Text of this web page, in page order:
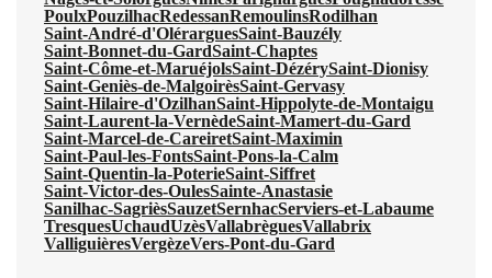
PoulxPouzilhacRedessanRemoulinsRodilhan
Saint-André-d'OlérarguesSaint-Bauzély
Saint-Bonnet-du-GardSaint-Chaptes
Saint-Côme-et-MaruéjolsSaint-DézérySaint-Dionisy
Saint-Geniès-de-MalgoirèsSaint-Gervasy
Saint-Hilaire-d'OzilhanSaint-Hippolyte-de-Montaigu
Saint-Laurent-la-VernèdeSaint-Mamert-du-Gard
Saint-Marcel-de-CareiretSaint-Maximin
Saint-Paul-les-FontsSaint-Pons-la-Calm
Saint-Quentin-la-PoterieSaint-Siffret
Saint-Victor-des-OulesSainte-Anastasie
Sanilhac-SagrièsSauzetSernhacServiers-et-Labaume
TresquesUchaudUzèsVallabrèguesVallabrix
ValliguièresVergèzeVers-Pont-du-Gard